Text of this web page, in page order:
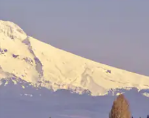
et vers le bas pour les parcourir ou